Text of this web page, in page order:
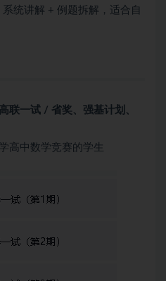
统讲解 + 例题拆解，适合自
高联一试 / 省奖、强基计划、
高中数学竞赛的学生